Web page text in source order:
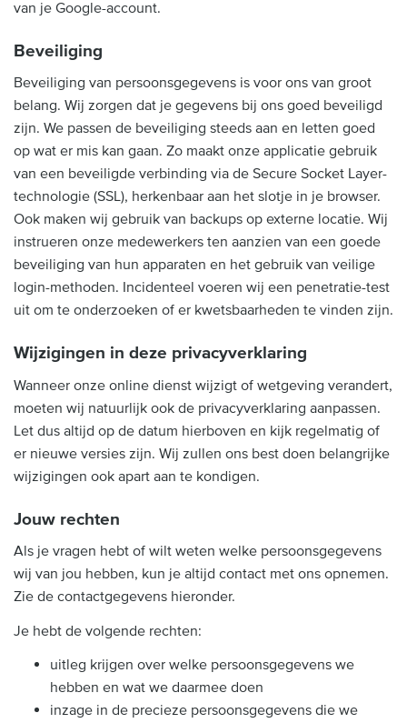
van je Google-account.
Beveiliging
Beveiliging van persoonsgegevens is voor ons van groot
belang. Wij zorgen dat je gegevens bij ons goed beveiligd
zijn. We passen de beveiliging steeds aan en letten goed
op wat er mis kan gaan. Zo maakt onze applicatie gebruik
van een beveiligde verbinding via de Secure Socket Layer-
technologie (SSL), herkenbaar aan het slotje in je browser.
Ook maken wij gebruik van backups op externe locatie. Wij
instrueren onze medewerkers ten aanzien van een goede
beveiliging van hun apparaten en het gebruik van veilige
login-methoden. Incidenteel voeren wij een penetratie-test
uit om te onderzoeken of er kwetsbaarheden te vinden zijn.
Wijzigingen in deze privacyverklaring
Wanneer onze online dienst wijzigt of wetgeving verandert,
moeten wij natuurlijk ook de privacyverklaring aanpassen.
Let dus altijd op de datum hierboven en kijk regelmatig of
er nieuwe versies zijn. Wij zullen ons best doen belangrijke
wijzigingen ook apart aan te kondigen.
Jouw rechten
Als je vragen hebt of wilt weten welke persoonsgegevens
wij van jou hebben, kun je altijd contact met ons opnemen.
Zie de contactgegevens hieronder.
Je hebt de volgende rechten:
uitleg krijgen over welke persoonsgegevens we
hebben en wat we daarmee doen
inzage in de precieze persoonsgegevens die we